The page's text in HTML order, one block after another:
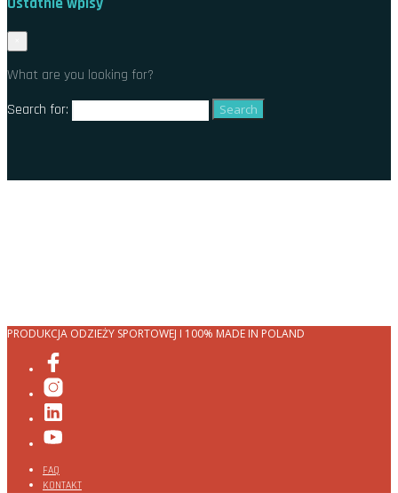
SPORTOWEJ ONLINE
JAKIE SĄ NAJLEPSZE MATERIAŁY ODZIEŻY SPORTOWEJ DO
WYSOKICH TEMPERATUR
What are you looking for?
Search for:
PRODUKCJA ODZIEŻY SPORTOWEJ I 100% MADE IN POLAND
FAQ
KONTAKT